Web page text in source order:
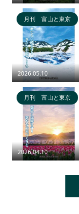
2026.05.10
月刊 富山と東京
2026.04.10
月刊 富山と東京